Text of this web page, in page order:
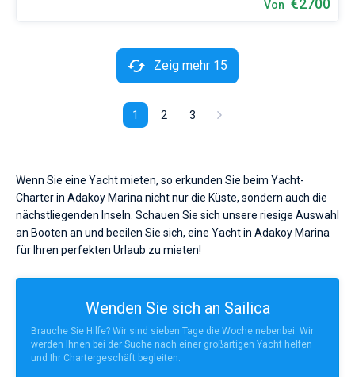
Von €2700
1 2 3
Zeig mehr 15
Wenn Sie eine Yacht mieten, so erkunden Sie beim Yacht-
Charter in Adakoy Marina nicht nur die Küste, sondern auch die
nächstliegenden Inseln. Schauen Sie sich unsere riesige Auswahl
an Booten an und beeilen Sie sich, eine Yacht in Adakoy Marina
für Ihren perfekten Urlaub zu mieten!
Wenden Sie sich an Sailica
Brauche Sie Hilfe? Wir sind sieben Tage die Woche nebenbei. Wir
werden Ihnen bei der Suche nach einer großartigen Yacht helfen
und Ihr Chartergeschäft begleiten.